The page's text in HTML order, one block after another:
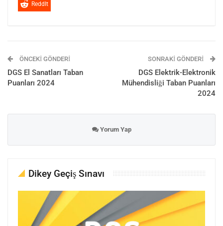
ReddIt
ÖNCEKI GÖNDERI
DGS El Sanatları Taban
Puanları 2024
SONRAKI GÖNDERI
DGS Elektrik-Elektronik
Mühendisliği Taban Puanları
2024
Yorum Yap
Dikey Geçiş Sınavı